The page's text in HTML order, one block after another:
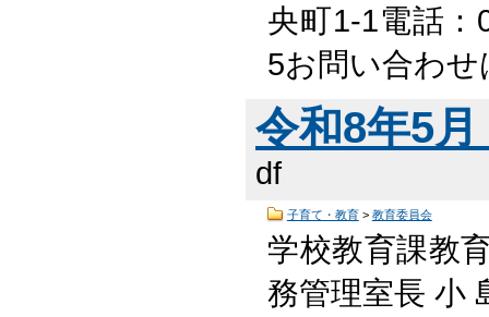
央町1-1電話
5お問い合わ
令和8年5
df
子育て・教育> 教育委員会
学校教育課教
務管理室長 小